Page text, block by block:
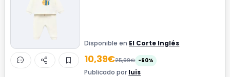
Disponible en El Corte Inglés
10,39€25,99€ -60%
Publicado por luis